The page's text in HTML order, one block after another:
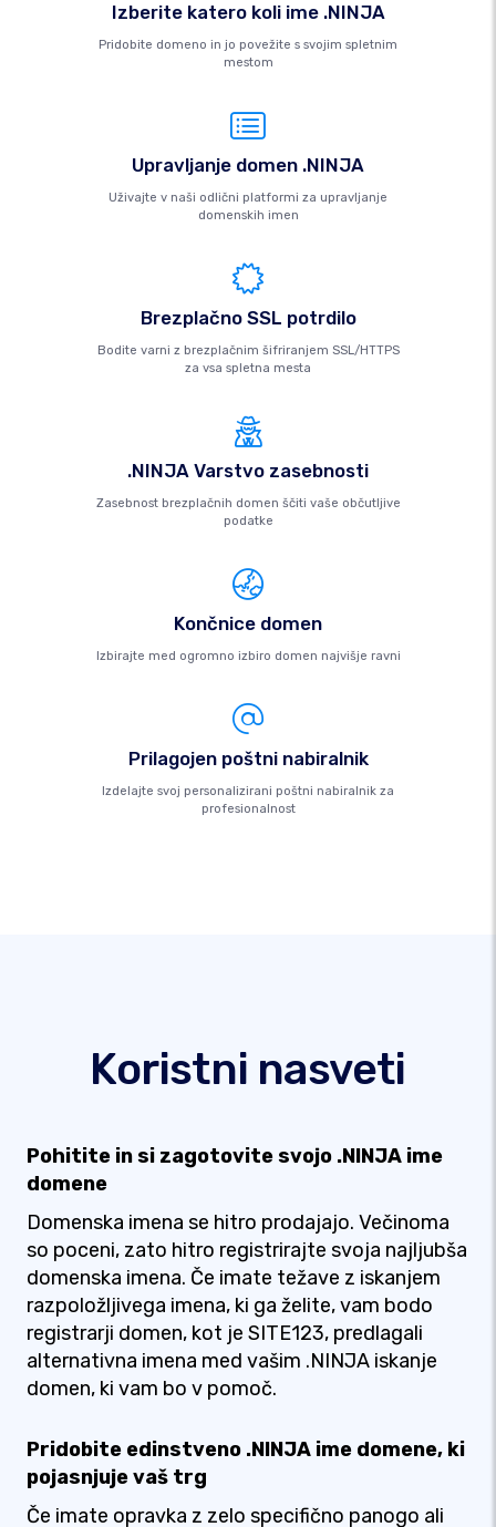
Izberite katero koli ime .NINJA
Pridobite domeno in jo povežite s svojim spletnim
mestom
Upravljanje domen .NINJA
Uživajte v naši odlični platformi za upravljanje
domenskih imen
Brezplačno SSL potrdilo
Bodite varni z brezplačnim šifriranjem SSL/HTTPS
za vsa spletna mesta
.NINJA Varstvo zasebnosti
Zasebnost brezplačnih domen ščiti vaše občutljive
podatke
Končnice domen
Izbirajte med ogromno izbiro domen najvišje ravni
Prilagojen poštni nabiralnik
Izdelajte svoj personalizirani poštni nabiralnik za
profesionalnost
Koristni nasveti
Pohitite in si zagotovite svojo .NINJA ime
domene
Domenska imena se hitro prodajajo. Večinoma
so poceni, zato hitro registrirajte svoja najljubša
domenska imena. Če imate težave z iskanjem
razpoložljivega imena, ki ga želite, vam bodo
registrarji domen, kot je SITE123, predlagali
alternativna imena med vašim .NINJA iskanje
domen, ki vam bo v pomoč.
Pridobite edinstveno .NINJA ime domene, ki
pojasnjuje vaš trg
Če imate opravka z zelo specifično panogo ali